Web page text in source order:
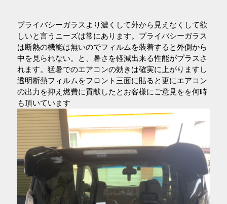
プライバシーガラスより濃くして外から見えなくして欲
しいと言うニーズは常にあります。プライバシーガラス
は断熱の機能は無いのでフィルムを装着すると外側から
中を見られない。と、暑さを軽減出来る性能がプラスさ
れます。猛暑でのエアコンの効きは確実に上がりますし
透明断熱フィルムをフロント三面に貼ると更にエアコン
の出力を抑え燃費に貢献したとお客様にご意見をを何時
も頂いています